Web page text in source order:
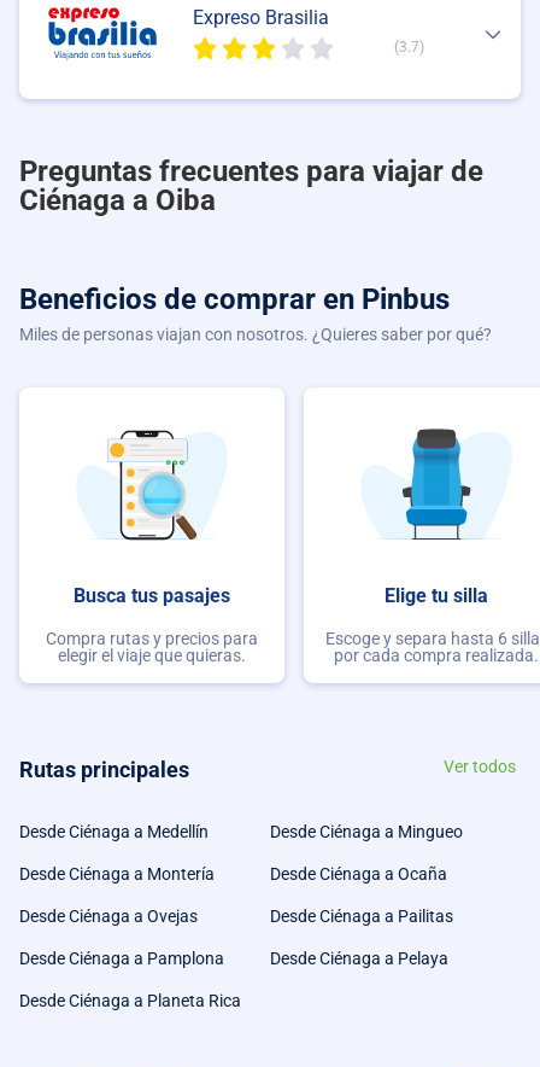
Expreso Brasilia
(3.7)
Preguntas frecuentes para viajar de
Ciénaga a Oiba
Beneficios de comprar en Pinbus
Miles de personas viajan con nosotros. ¿Quieres saber por qué?
Busca tus pasajes
Compra rutas y precios para
elegir el viaje que quieras.
Elige tu silla
Escoge y separa hasta 6
por cada compra realizada.
Rutas principales Ver todos
Desde Ciénaga a Medellín Desde Ciénaga a Mingueo
Desde Ciénaga a Montería Desde Ciénaga a Ocaña
Desde Ciénaga a Ovejas Desde Ciénaga a Pailitas
Desde Ciénaga a Pamplona Desde Ciénaga a Pelaya
Desde Ciénaga a Planeta Rica